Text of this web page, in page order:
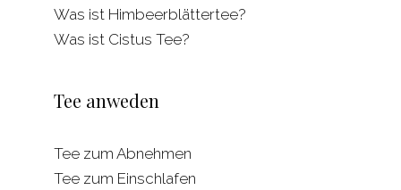
Was ist Himbeerblättertee?
Was ist Cistus Tee?
Tee anweden
Tee zum Abnehmen
Tee zum Einschlafen